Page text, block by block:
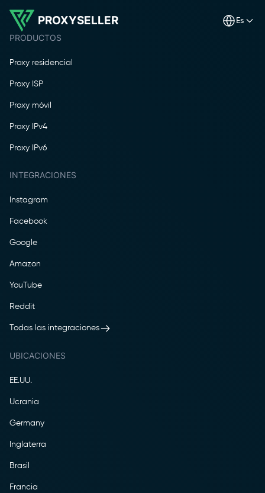
PROXYSELLER es
PRODUCTOS
Proxy residencial
Proxy ISP
Proxy móvil
Proxy IPv4
Proxy IPv6
INTEGRACIONES
Instagram
Facebook
Google
Amazon
YouTube
Reddit
Todas las integraciones
UBICACIONES
EE.UU.
Ucrania
Germany
Inglaterra
Brasil
Francia